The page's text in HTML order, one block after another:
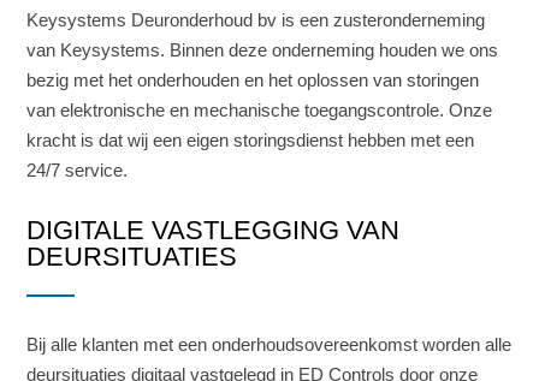
Keysystems Deuronderhoud bv is een zusteronderneming
van Keysystems. Binnen deze onderneming houden we ons
bezig met het onderhouden en het oplossen van storingen
van elektronische en mechanische toegangscontrole. Onze
kracht is dat wij een eigen storingsdienst hebben met een
24/7 service.
DIGITALE VASTLEGGING VAN
DEURSITUATIES
Bij alle klanten met een onderhoudsovereenkomst worden alle
deursituaties digitaal vastgelegd in ED Controls door onze